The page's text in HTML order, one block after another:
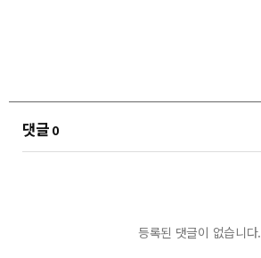
댓글0
등록된 댓글이 없습니다.